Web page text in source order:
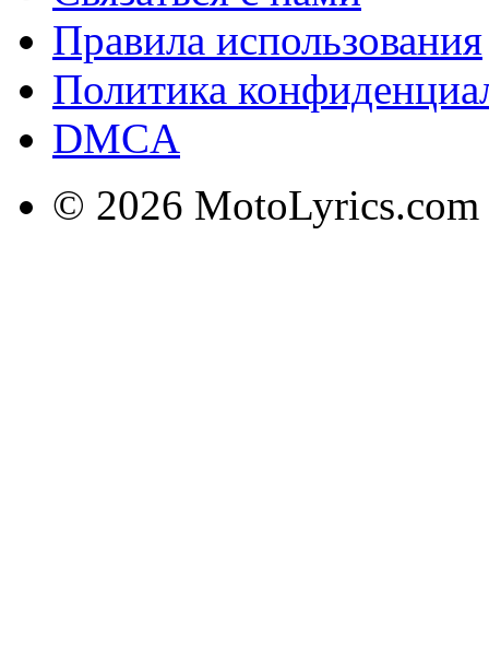
Правила использования
Политика
DMCA
© 2026